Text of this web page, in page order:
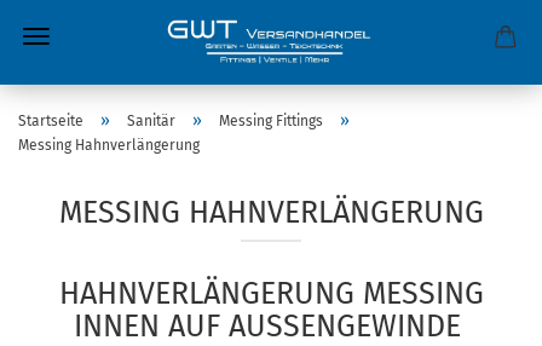
Startseite » Sanitär » Messing Fittings »
Messing Hahnverlängerung
MESSING HAHNVERLÄNGERUNG
HAHNVERLÄNGERUNG MESSING
INNEN AUF AUSSENGEWINDE